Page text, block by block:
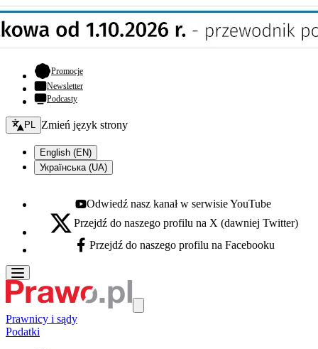
Promocje- otwiera się w nowej karcie
Newsletter
Podcasty
Zmień język - bieżący:
PL Zmień język strony
English (EN)
Українська (UA)
Youtube - otwiera się w nowej karcie
Odwiedź nasz kanał w serwisie YouTube
X - otwiera się w nowej karcie
Przejdź do naszego profilu na X (dawniej Twitter)
Facebook - otwiera się w nowej karcie
Przejdź do naszego profilu na Facebooku
Prawnicy i sądy
Podatki